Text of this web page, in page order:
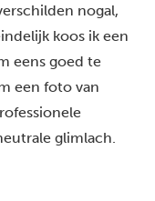
nogal,
koos ik een
eens goed te
een foto van
glimlach.